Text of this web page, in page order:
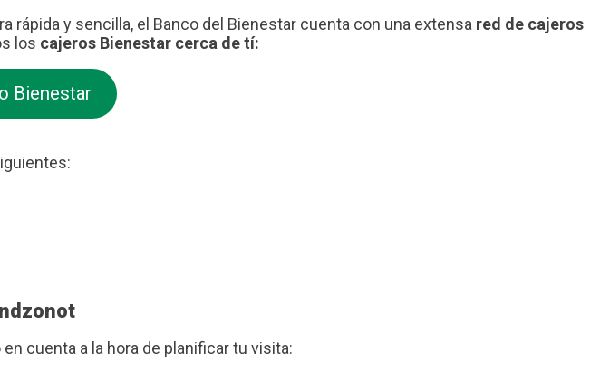
y sencilla, el Banco del Bienestar cuenta con una extensa red de cajeros
los cajeros Bienestar cerca de tí:
Bienestar
en cuenta a la hora de planificar tu visita: